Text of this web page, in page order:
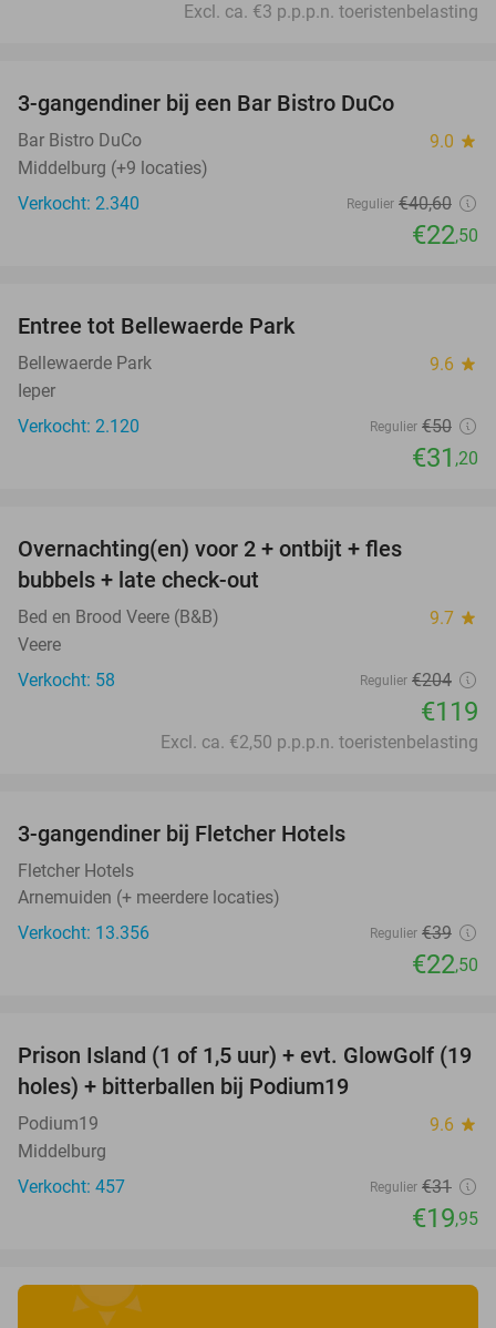
Excl. ca. €3 p.p.p.n. toeristenbelasting
3-gangendiner bij een Bar Bistro DuCo
Bar Bistro DuCo 9.0 star
Middelburg (+9 locaties)
Verkocht: 2.340
Regulier €40,60
€22,50
Entree tot Bellewaerde Park
Bellewaerde Park 9.6 star
Ieper
Verkocht: 2.120
Regulier €50
€31 ,20
Overnachting(en) voor 2 + ontbijt + fles
bubbels + late check-out
Bed en Brood Veere (B&B) 9.7 star
Veere
Verkocht: 58
Regulier €204
€119
Excl. ca. €2,50 p.p.p.n. toeristenbelasting
3-gangendiner bij Fletcher Hotels
Fletcher Hotels
Arnemuiden (+ meerdere locaties)
Verkocht: 13.356
Regulier €39
€22,50
36%
Prison Island (1 of 1,5 uur) + evt. GlowGolf (19
holes) + bitterballen bij Podium19
Podium19 9.6 star
Middelburg
Verkocht: 457
Regulier €31
€19,95